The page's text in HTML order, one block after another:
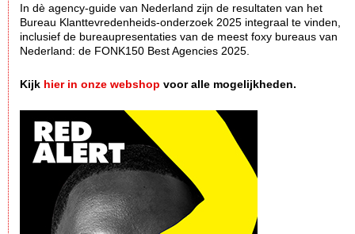
In dè agency-guide van Nederland zijn de resultaten van het
Bureau Klanttevredenheids-onderzoek 2025 integraal te vinden,
inclusief de bureaupresentaties van de meest foxy bureaus van
Nederland: de FONK150 Best Agencies 2025.
Kijk hier in onze webshop voor alle mogelijkheden.